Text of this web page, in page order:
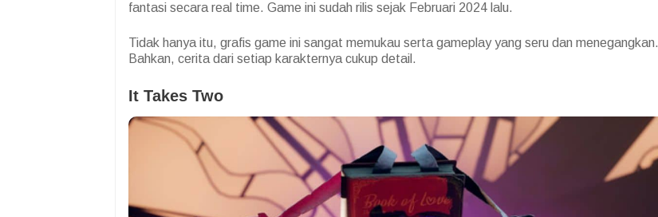
fantasi secara real time. Game ini sudah rilis sejak Februari 2024 lalu.
Tidak hanya itu, grafis game ini sangat memukau serta gameplay yang seru dan menegangkan.
Bahkan, cerita dari setiap karakternya cukup detail.
It Takes Two